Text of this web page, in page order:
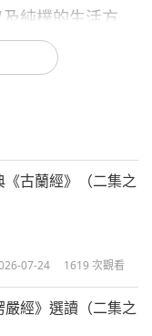
純樸的生活方
體驗。大學教育
選擇從事農耕或
賢的智慧薰陶，
的人都是最為合
書籍、睿智的談
賦予的一切喜
貴，甚至不可或
統觀念的影響，
古蘭經》（二集之
07-24 1619 次觀看
嚴經》選讀（二集之